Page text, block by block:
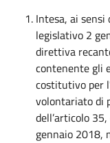
Intesa, ai sensi
legislativo 2
direttiva
contenente gli
costitutivo per
volontariato di
dell’articolo
gennaio 2018,